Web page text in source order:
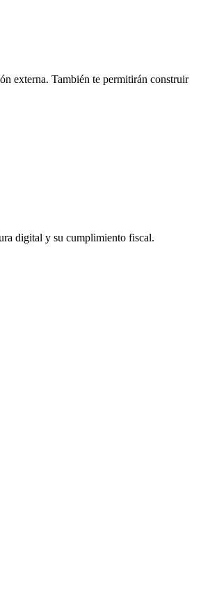
externa. También te permitirán construir
digital y su cumplimiento fiscal.